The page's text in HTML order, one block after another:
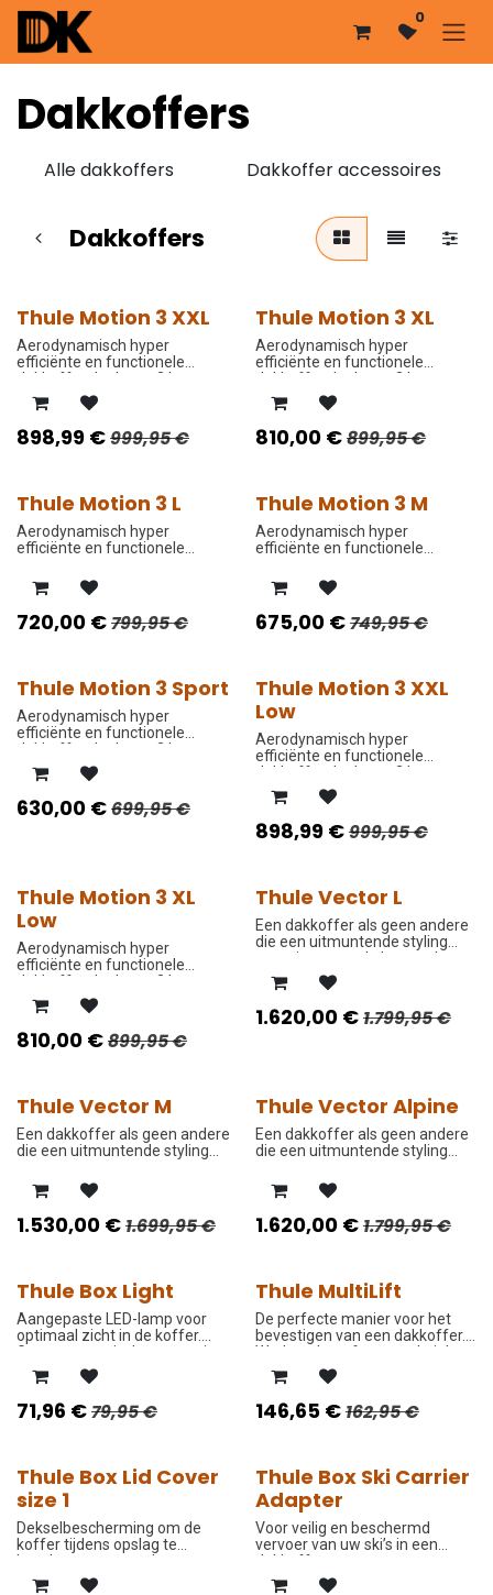
Overslaan naar inhoud 0
Dakkoffers
Alle dakkoffers Dakkoffer accessoires
Dakkoffers
PROMO PRIJS
Thule Motion 3 XXL
Aerodynamisch hyper
efficiënte en functionele
dakkoffer dat langs 2 kanten
open kan.
898,99 €999,95€
PROMO PRIJS
Thule Motion 3 XL
Aerodynamisch hyper
efficiënte en functionele
dakkoffer dat langs 2 kanten
open kan.
810,00€899,95€
PROMO PRIJS
Thule Motion 3 L
Aerodynamisch hyper
efficiënte en functionele
open kan.
720,00 €799,95€
PROMO PRIJS
Thule Motion 3 M
Aerodynamisch hyper
efficiënte en functionele
open kan.
675,00€749,95€
PROMO PRIJS
Thule Motion 3 Sport
Aerodynamisch hyper
efficiënte en functionele
dakkoffer dat langs 2 kanten
open kan.
630,00 €699,95€
PROMO PRIJS
Thule Motion 3 XXL
Low
Aerodynamisch hyper
efficiënte en functionele
dakkoffer dat langs 2 kanten
open kan.
898,99€999,95€
PROMO PRIJS
Thule Motion 3 XL
Low
Aerodynamisch hyper
efficiënte en functionele
dakkoffer dat langs 2 kanten
open kan.
810,00 €899,95€
PROMO PRIJS
Thule Vector L
Een dakkoffer als geen andere
die een uitmuntende styling
met uitmuntende kenmerken
perfect combineert.
1.620,00€1.799,95€
PROMO PRIJS
Thule Vector M
Een dakkoffer als geen andere
die een uitmuntende styling
perfect combineert.
1.530,00 €1.699,95€
PROMO PRIJS
Thule Vector Alpine
Een dakkoffer als geen andere
die een uitmuntende styling
perfect combineert.
1.620,00€1.799,95€
-10%
Thule Box Light
Aangepaste LED-lamp voor
optimaal zicht in de koffer.
Gaat automatisch aan en uit.
71,96 €79,95€
-10%
Thule MultiLift
De perfecte manier voor het
bevestigen van een dakkoffer.
Werkt ook perfect voor kajaks
en surfplanken.
146,65€162,95€
-10%
Thule Box Lid Cover
size 1
Dekselbescherming om de
koffer tijdens opslag te
beschermen tegen krassen en
stof.
-10%
Thule Box Ski Carrier
Adapter
Voor veilig en beschermd
vervoer van uw ski’s in een
dakkoffer.